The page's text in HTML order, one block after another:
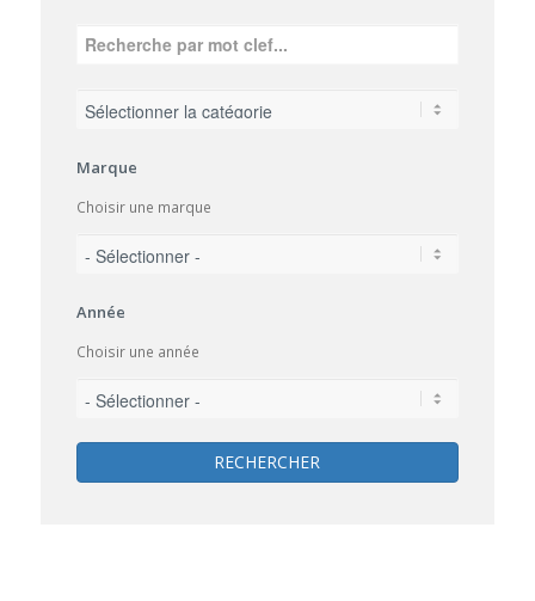
Marque
Choisir une marque
Année
Choisir une année
RECHERCHER